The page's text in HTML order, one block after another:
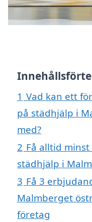
1 Vad kan ett
på städhjälp i
med?
2 Få alltid
städhjälp i
3 Få 3
Malmberget
företag